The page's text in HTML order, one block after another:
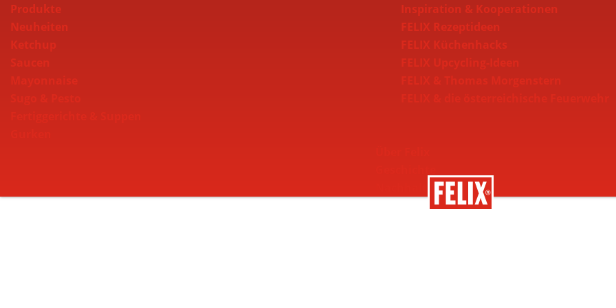
Produkte
Neuheiten
Ketchup
Saucen
Inspiration & Kooperationen
FELIX Rezeptideen
FELIX Küchenhacks
FELIX Upcycling-Ideen
Nachhaltigkeit